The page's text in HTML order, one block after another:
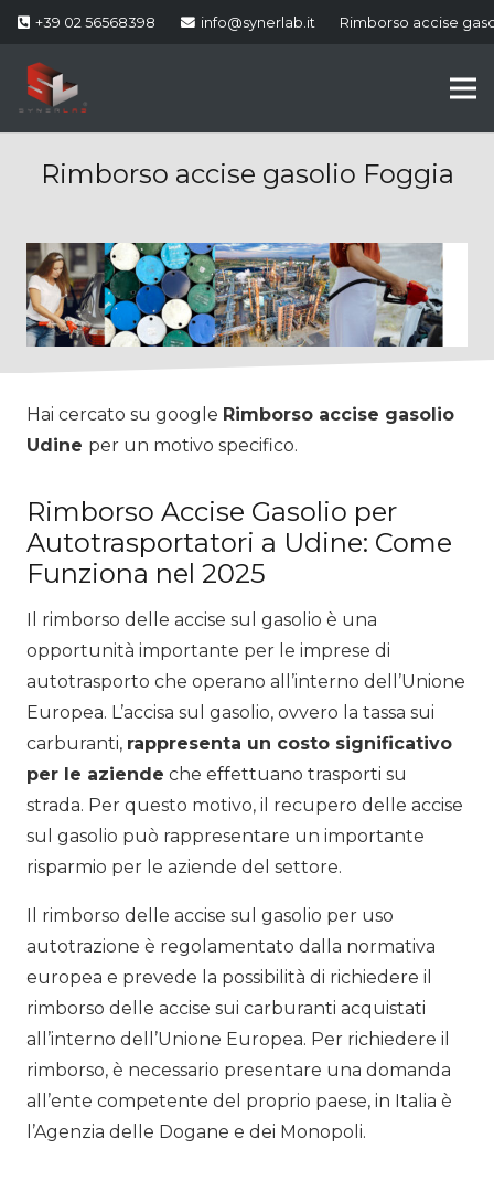
+39 02 56568398 info@synerlab.it Rimborso accise
Rimborso accise gasolio Foggia
Hai cercato su google Rimborso accise gasolio
Udine per un motivo specifico.
Rimborso Accise Gasolio per
Autotrasportatori a Udine: Come
Funziona nel 2025
Il rimborso delle accise sul gasolio è una
opportunità importante per le imprese di
autotrasporto che operano all’interno dell’Unione
Europea. L’accisa sul gasolio, ovvero la tassa sui
carburanti, rappresenta un costo significativo
per le aziende che effettuano trasporti su
strada. Per questo motivo, il recupero delle accise
sul gasolio può rappresentare un importante
risparmio per le aziende del settore.
Il rimborso delle accise sul gasolio per uso
autotrazione è regolamentato dalla normativa
europea e prevede la possibilità di richiedere il
rimborso delle accise sui carburanti acquistati
all’interno dell’Unione Europea. Per richiedere il
rimborso, è necessario presentare una domanda
all’ente competente del proprio paese, in Italia è
l’Agenzia delle Dogane e dei Monopoli.